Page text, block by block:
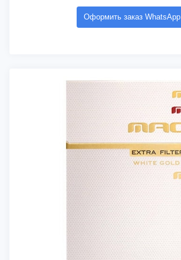
Оформить заказ WhatsApp